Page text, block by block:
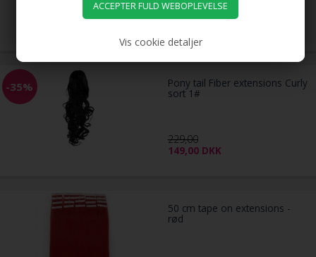
Vis cookie detaljer
699,00 DKK
-35% Pony tail Fiber extensions Curly
sort 1#
229,00
149,00 DKK
50 cm tape on extensions -
rød